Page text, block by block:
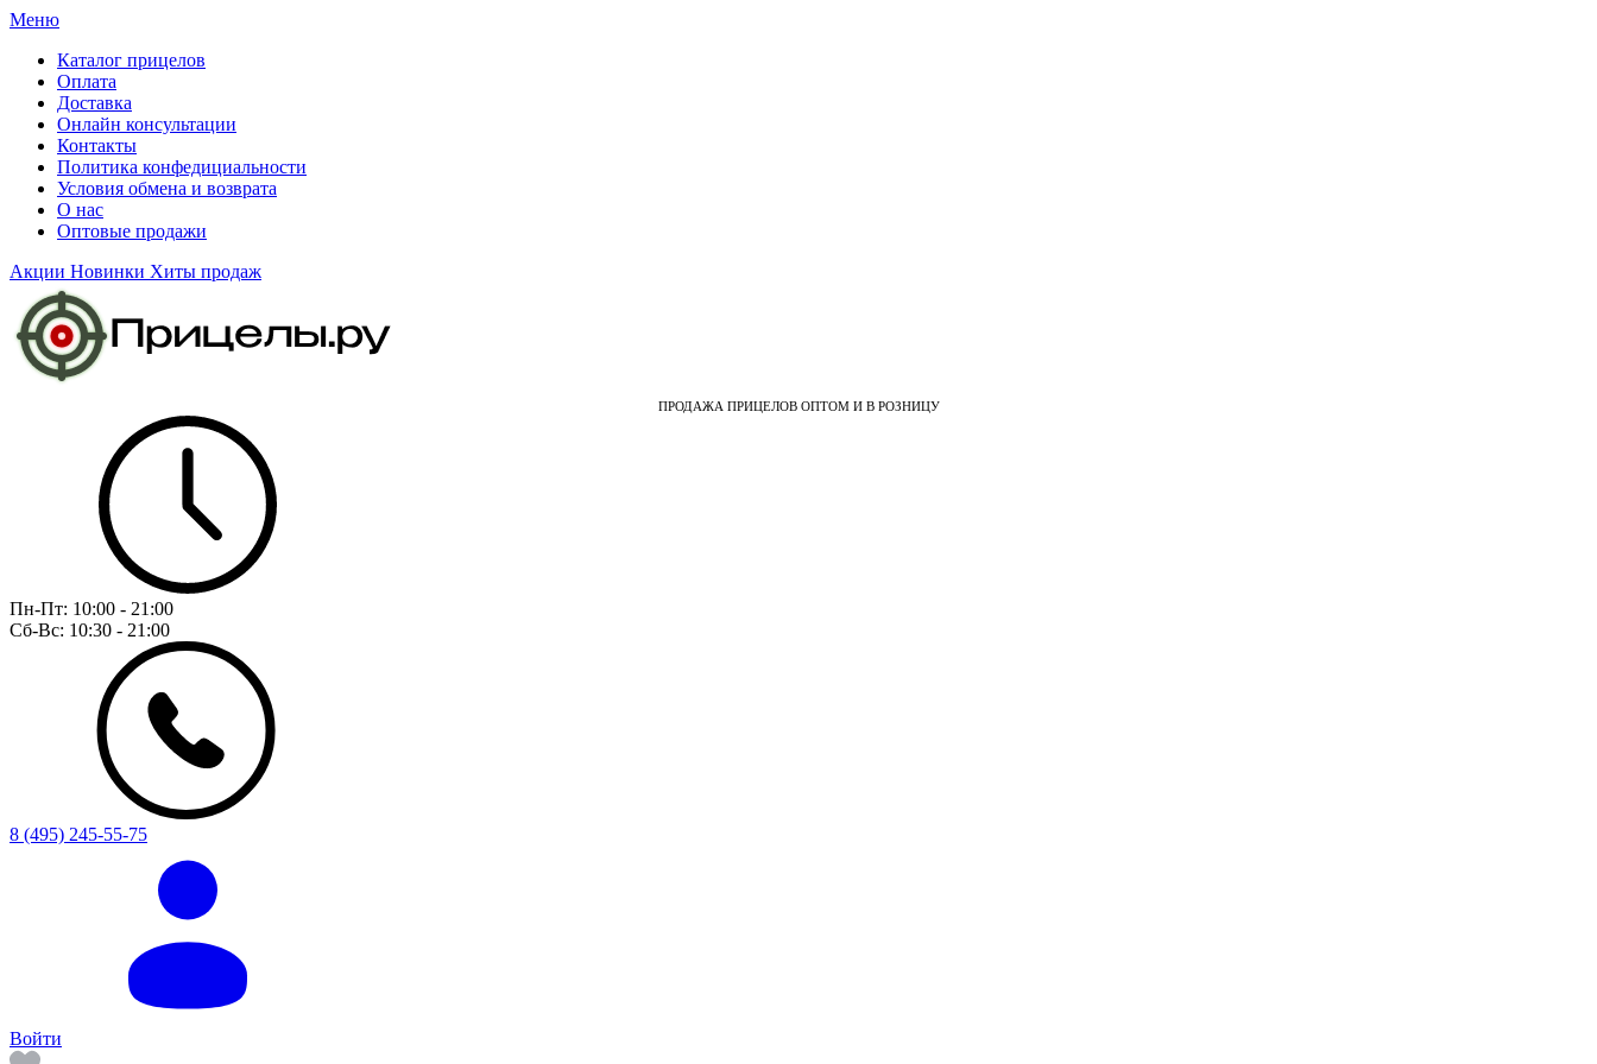
Меню
Каталог прицелов
Оплата
Доставка
Онлайн консультации
Контакты
Политика конфедициальности
Условия обмена и возврата
О нас
Оптовые продажи
Акции Новинки Хиты продаж
ПРОДАЖА ПРИЦЕЛОВ ОПТОМ И В РОЗНИЦУ
Пн-Пт: 10:00 - 21:00
Сб-Вс: 10:30 - 21:00
8 (495) 245-55-75
Войти